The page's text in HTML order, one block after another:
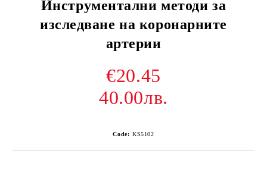
Инструментални методи за
изследване на коронарните
артерии
€20.45
40.00лв.
Code: KS5102